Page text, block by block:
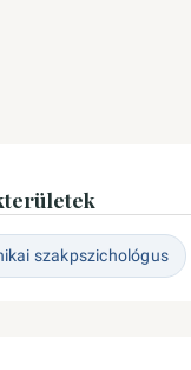
szakpszichológus